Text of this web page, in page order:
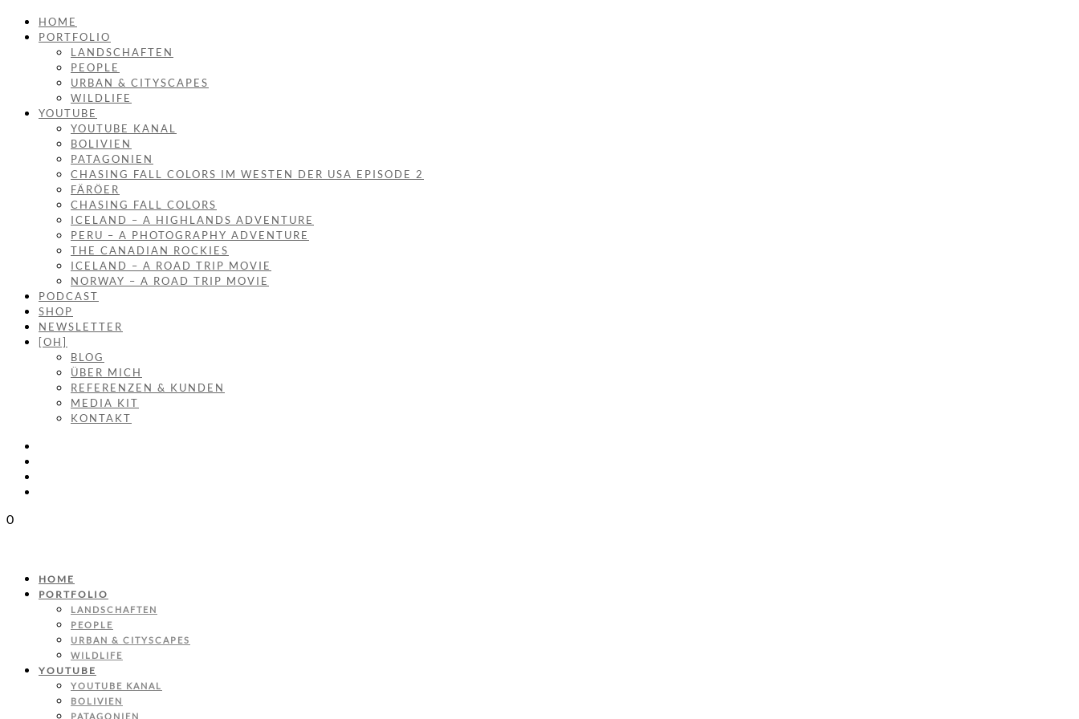
HOME
PORTFOLIO
LANDSCHAFTEN
PEOPLE
URBAN & CITYSCAPES
WILDLIFE
YOUTUBE
YOUTUBE KANAL
BOLIVIEN
PATAGONIEN
CHASING FALL COLORS IM WESTEN DER USA EPISODE 2
FÄRÖER
CHASING FALL COLORS
ICELAND – A HIGHLANDS ADVENTURE
PERU – A PHOTOGRAPHY ADVENTURE
THE CANADIAN ROCKIES
ICELAND – A ROAD TRIP MOVIE
NORWAY – A ROAD TRIP MOVIE
PODCAST
SHOP
NEWSLETTER
[OH]
BLOG
ÜBER MICH
REFERENZEN & KUNDEN
MEDIA KIT
KONTAKT
0
HOME
PORTFOLIO
LANDSCHAFTEN
PEOPLE
URBAN & CITYSCAPES
WILDLIFE
YOUTUBE
YOUTUBE KANAL
BOLIVIEN
PATAGONIEN